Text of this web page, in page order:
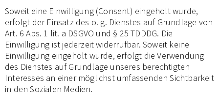
Soweit eine Einwilligung (Consent) eingeholt wurde,
erfolgt der Einsatz des o. g. Dienstes auf Grundlage von
Art. 6 Abs. 1 lit. a DSGVO und § 25 TDDDG. Die
Einwilligung ist jederzeit widerrufbar. Soweit keine
Einwilligung eingeholt wurde, erfolgt die Verwendung
des Dienstes auf Grundlage unseres berechtigten
Interesses an einer möglichst umfassenden Sichtbarkeit
in den Sozialen Medien.